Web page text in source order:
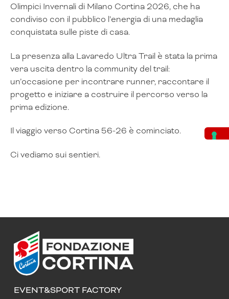
Olimpici Invernali di Milano Cortina 2026, che ha
condiviso con il pubblico l’energia di una medaglia
conquistata sulle piste di casa.
La presenza alla Lavaredo Ultra Trail è stata la prima
vera uscita dentro la community del trail:
un’occasione per incontrare runner, raccontare il
progetto e iniziare a costruire il percorso verso la
prima edizione.
Il viaggio verso Cortina 56-26 è cominciato.
Ci vediamo sui sentieri.
EVENT&SPORT FACTORY